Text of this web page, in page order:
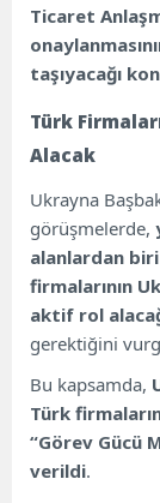
Ticaret
taşıyacağı
Türk
Alacak
Ukrayna
görüşmelerde,
alanlardan
firmalarının
aktif rol
gerektiğini
Bu kapsamda,
Türk
“Görev Gücü
verildi.